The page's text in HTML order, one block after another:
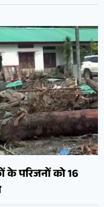
के परिजनों को 16